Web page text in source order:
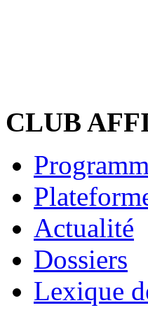
CLUB
Actualité
Dossiers
Lexique